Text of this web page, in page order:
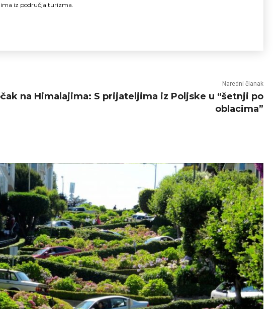
iz područja turizma.
Naredni članak
na Himalajima: S prijateljima iz Poljske u “šetnji po
oblacima”